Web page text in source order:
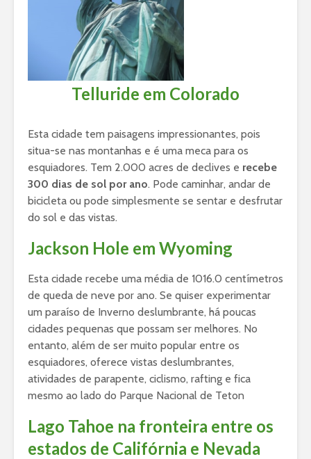
Telluride em Colorado
Esta cidade tem paisagens impressionantes, pois
situa-se nas montanhas e é uma meca para os
esquiadores. Tem 2.000 acres de declives e recebe
300 dias de sol por ano. Pode caminhar, andar de
bicicleta ou pode simplesmente se sentar e desfrutar
do sol e das vistas.
Jackson Hole em Wyoming
Esta cidade recebe uma média de 1016.0 centímetros
de queda de neve por ano. Se quiser experimentar
um paraíso de Inverno deslumbrante, há poucas
cidades pequenas que possam ser melhores. No
entanto, além de ser muito popular entre os
esquiadores, oferece vistas deslumbrantes,
atividades de parapente, ciclismo, rafting e fica
mesmo ao lado do Parque Nacional de Teton
Lago Tahoe na fronteira entre os
estados de Califórnia e Nevada